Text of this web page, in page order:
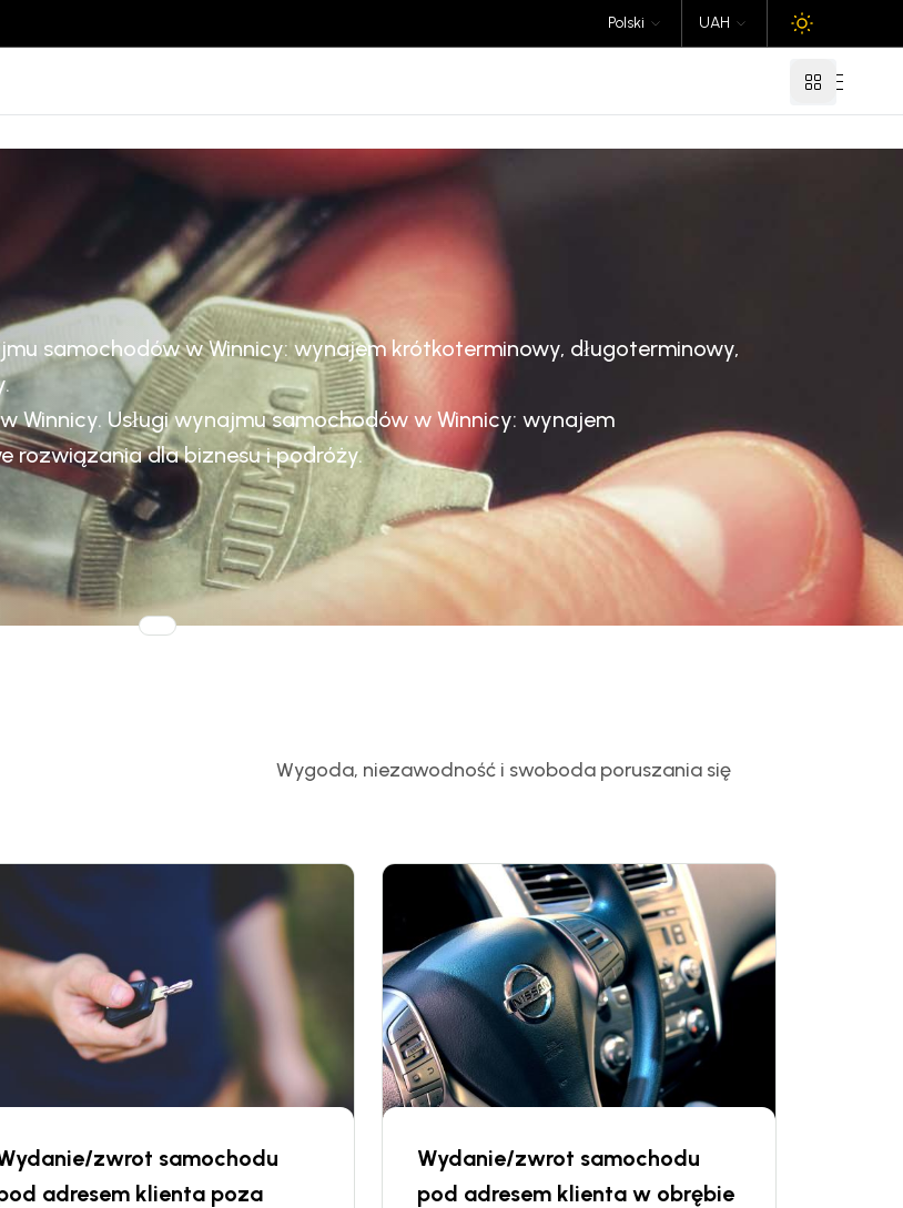
Polski UAH
samochodów w Winnicy: wynajem krótkoterminowy, długoterminowy,
Usługi wynajmu samochodów w Winnicy: wynajem
rozwiązania dla biznesu i podróży.
Wygoda, niezawodność i swoboda poruszania się
zwrot samochodu
adresem klienta poza
Wydanie/zwrot samochodu
pod adresem klienta w obrębie